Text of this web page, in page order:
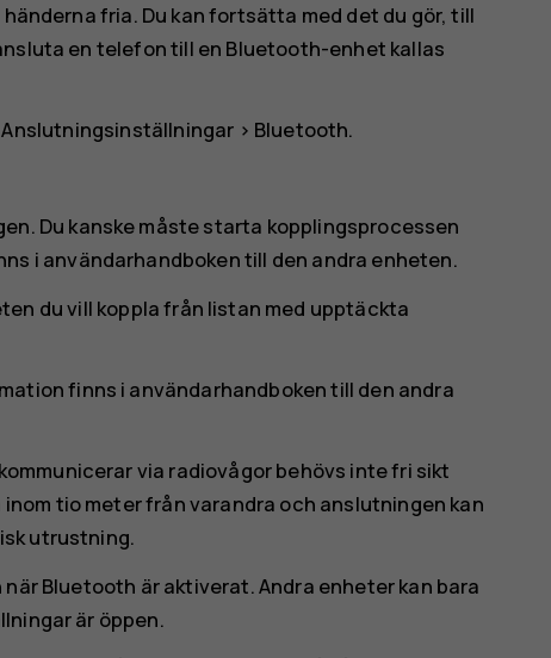
fria. Du kan fortsätta med det du gör, till
en telefon till en Bluetooth-enhet kallas
Anslutningsinställningar > Bluetooth.
Du kanske måste starta kopplingsprocessen
i användarhandboken till den andra enheten.
du vill koppla från listan med upptäckta
finns i användarhandboken till den andra
via radiovågor behövs inte fri sikt
tio meter från varandra och anslutningen kan
utrustning.
Bluetooth är aktiverat. Andra enheter kan bara
är öppen.